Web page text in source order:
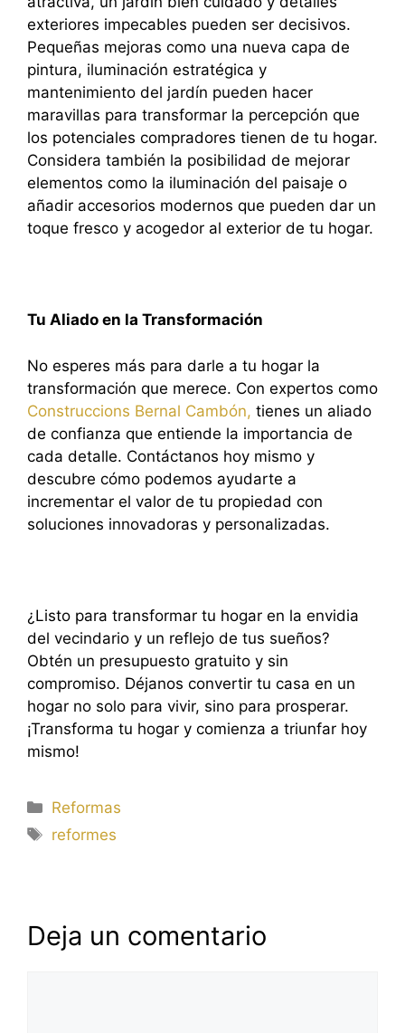
exteriores impecables pueden ser decisivos.
Pequeñas mejoras como una nueva capa de
pintura, iluminación estratégica y
mantenimiento del jardín pueden hacer
maravillas para transformar la percepción que
los potenciales compradores tienen de tu hogar.
Considera también la posibilidad de mejorar
elementos como la iluminación del paisaje o
añadir accesorios modernos que pueden dar un
toque fresco y acogedor al exterior de tu hogar.
Tu Aliado en la Transformación
No esperes más para darle a tu hogar la
transformación que merece. Con expertos como
Construccions Bernal Cambón, tienes un aliado
de confianza que entiende la importancia de
cada detalle. Contáctanos hoy mismo y
descubre cómo podemos ayudarte a
incrementar el valor de tu propiedad con
soluciones innovadoras y personalizadas.
¿Listo para transformar tu hogar en la envidia
del vecindario y un reflejo de tus sueños?
Obtén un presupuesto gratuito y sin
compromiso. Déjanos convertir tu casa en un
hogar no solo para vivir, sino para prosperar.
¡Transforma tu hogar y comienza a triunfar hoy
mismo!
Categorías
Reformas
Etiquetas
reformes
Deja un comentario